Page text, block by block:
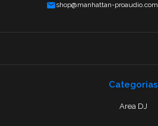
shop@manhattan-proaudio.com
Categorias
Area DJ